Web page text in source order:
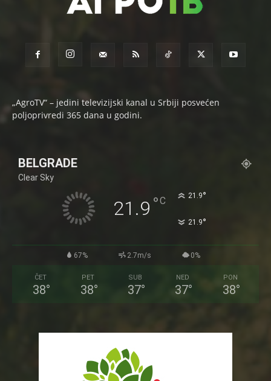
„AgroTV“ – jedini televizijski kanal u Srbiji posvećen
poljoprivredi 365 dana u godini.
BELGRADE
Clear Sky
21.9 °C 21.9°
21.9°
67% 2.7m/s 0%
ČET
38°
PET
38°
SUB
37°
NED
37°
PON
38°